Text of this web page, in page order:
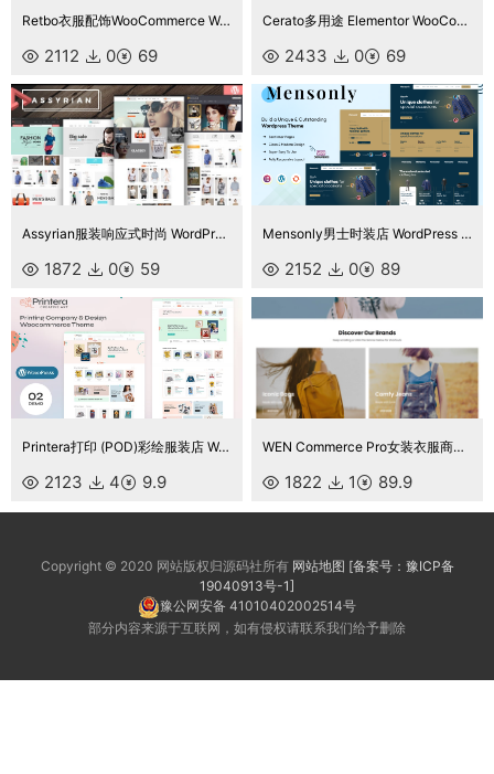
Retbo衣服配饰WooCommerce WordPress 主题
2112 0 69
Cerato多用途 Elementor WooCommerce 主题
2433 0 69
Assyrian服装响应式时尚 WordPress 主题
1872 0 59
Mensonly男士时装店 WordPress 主题 WooCommerce 主题
2152 0 89
Printera打印 (POD)彩绘服装店 WooCommerce 主题
2123 4 9.9
WEN Commerce Pro女装衣服商城主题
1822 1 89.9
Copyright © 2020 网站版权归源码社所有 网站地图 [备案号：豫ICP备
19040913号-1]
豫公网安备 41010402002514号
部分内容来源于互联网，如有侵权请联系我们给予删除